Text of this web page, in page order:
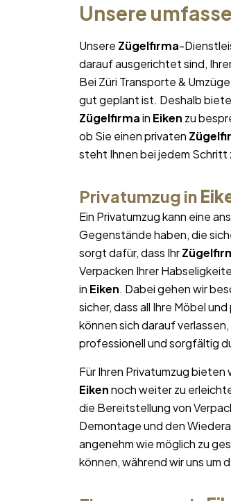
Unsere
Unsere Zügelfirma-
darauf ausgerichtet sind,
Bei Züri Transporte &
gut geplant ist. Deshalb
Zügelfirmain Eiken zu
ob Sie einen privaten
steht Ihnen bei jedem Schritt
Privatumzug in
Ein Privatumzug kann eine
Gegenstände haben, die
sorgt dafür, dass Ihr
Verpacken Ihrer
in Eiken. Dabei gehen wir
sicher, dass all Ihre Möbel
können sich darauf
professionell und sorgfältig
Für Ihren Privatumzug bieten
Eikennoch weiter zu
die Bereitstellung von
Demontage und den
angenehm wie möglich zu
können, während wir uns um